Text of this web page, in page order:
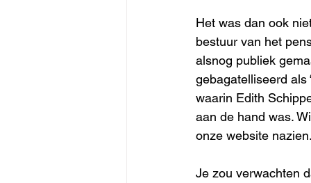
Het was dan ook
bestuur van het
alsnog publiek
gebagatelliseerd als
waarin Edith
aan de hand was.
onze website nazien.
Je zou verwachten